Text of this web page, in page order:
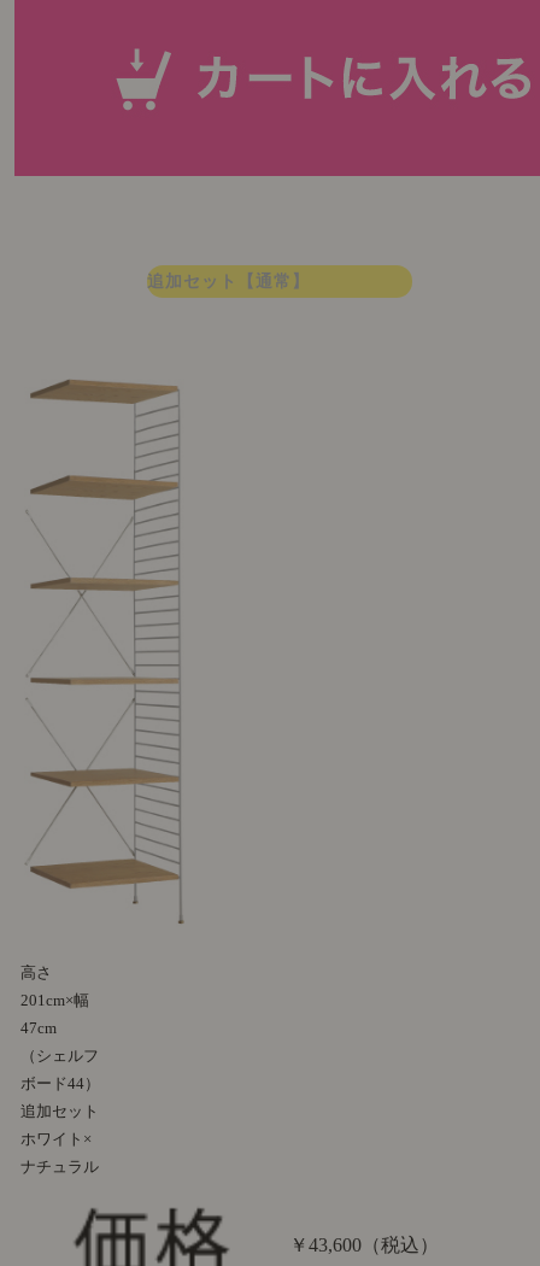
追加セット【通常】
高さ
201cm×幅
47cm
（シェルフ
ボード44）
追加セット
ホワイト×
ナチュラル
￥43,600 （税込）